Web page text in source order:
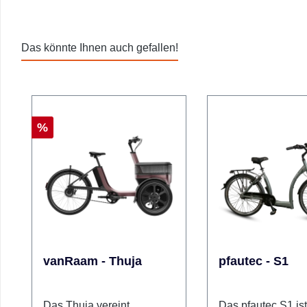
Das könnte Ihnen auch gefallen!
Rabatt
%
vanRaam - Thuja pfautec - S1